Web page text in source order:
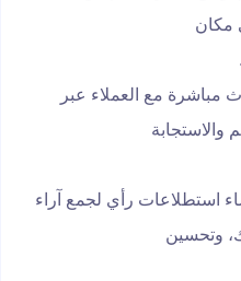
مكان
مباشرة مع العملاء عبر
والاستجابة
استطلاعات رأي لجمع آراء
وتحسين